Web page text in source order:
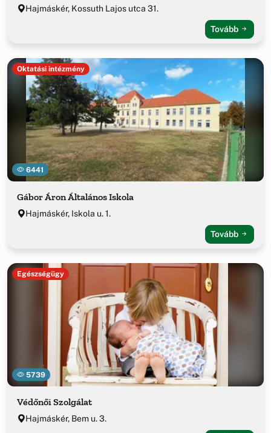
Hajmáskér, Kossuth Lajos utca 31.
Tovább
6441
Oktatási intézmény
Gábor Áron Általános Iskola
Hajmáskér, Iskola u. 1.
Tovább
5739
Egészségügy
Védőnői Szolgálat
Hajmáskér, Bem u. 3.